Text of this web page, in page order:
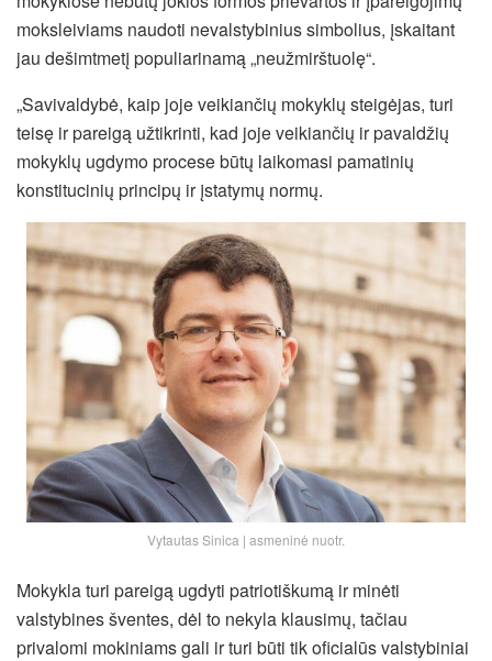
moksleiviams naudoti nevalstybinius simbolius, įskaitant
jau dešimtmetį populiarinamą „neužmirštuolę“.
„Savivaldybė, kaip joje veikiančių mokyklų steigėjas, turi
teisę ir pareigą užtikrinti, kad joje veikiančių ir pavaldžių
mokyklų ugdymo procese būtų laikomasi pamatinių
konstitucinių principų ir įstatymų normų.
Vytautas Sinica | asmeninė nuotr.
Mokykla turi pareigą ugdyti patriotiškumą ir minėti
valstybines šventes, dėl to nekyla klausimų, tačiau
privalomi mokiniams gali ir turi būti tik oficialūs valstybiniai